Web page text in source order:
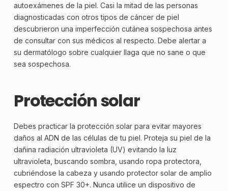
autoexámenes de la piel. Casi la mitad de las personas
diagnosticadas con otros tipos de cáncer de piel
descubrieron una imperfección cutánea sospechosa antes
de consultar con sus médicos al respecto. Debe alertar a
su dermatólogo sobre cualquier llaga que no sane o que
sea sospechosa.
Protección solar
Debes practicar la protección solar para evitar mayores
daños al ADN de las células de tu piel. Proteja su piel de la
dañina radiación ultravioleta (UV) evitando la luz
ultravioleta, buscando sombra, usando ropa protectora,
cubriéndose la cabeza y usando protector solar de amplio
espectro con SPF 30+. Nunca utilice un dispositivo de